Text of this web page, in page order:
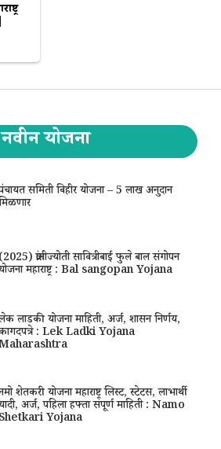
नवीन योजना
समिती विहीर योजना – 5 लाख अनुदान
(2025) क्रांतीज्योती सावित्रीबाई फुले बाल संगोपन
महाराष्ट्र : Bal sangopan Yojana
लाडकी योजना माहिती, अर्ज, शासन निर्णय,
: Lek Ladki Yojana
शेतकरी योजना महाराष्ट्र लिस्ट, स्टेटस, लाभार्थी
अर्ज, पहिला हफ्ता संपूर्ण माहिती : Namo
Shetkari Yojana